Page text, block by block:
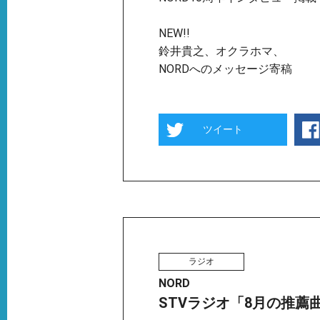
NEW!!
鈴井貴之、オクラホマ、
NORDへのメッセージ寄稿
ツイート
ラジオ
NORD
STVラジオ「8月の推薦曲